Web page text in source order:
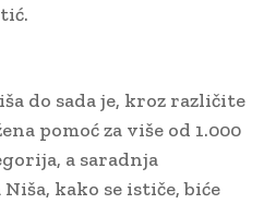
do sada je, kroz različite
pomoć za više od 1.000
a saradnja
kako se ističe, biće